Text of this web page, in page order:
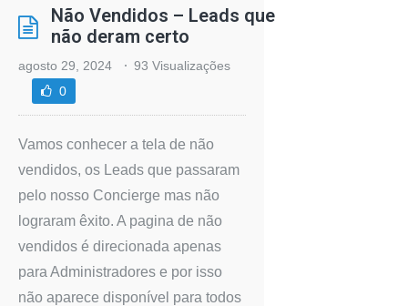
Não Vendidos – Leads que
não deram certo
agosto 29, 2024
93 Visualizações
0
Vamos conhecer a tela de não
vendidos, os Leads que passaram
pelo nosso Concierge mas não
lograram êxito. A pagina de não
vendidos é direcionada apenas
para Administradores e por isso
não aparece disponível para todos